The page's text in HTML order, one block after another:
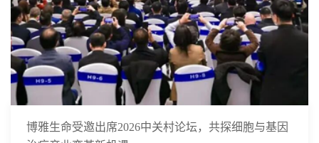
博雅生命受邀出席2026中关村论坛，共探细胞与基因